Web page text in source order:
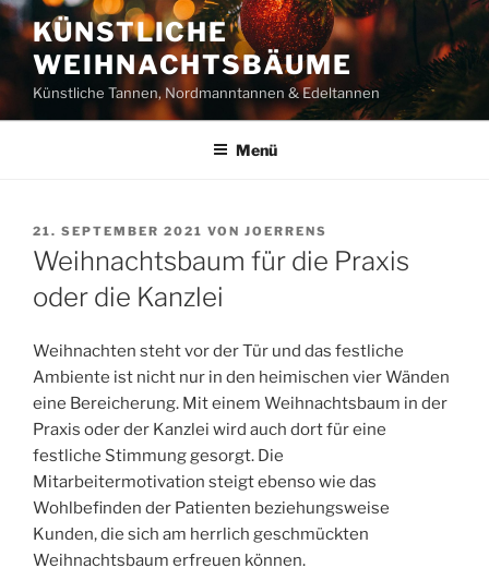
Zum
Inhalt
springen
KÜNSTLICHE
WEIHNACHTSBÄUME
Künstliche Tannen, Nordmanntannen & Edeltannen
Menü
VERÖFFENTLICHT
AM
21. SEPTEMBER 2021 VON JOERRENS
Weihnachtsbaum für die Praxis
oder die Kanzlei
Weihnachten steht vor der Tür und das festliche
Ambiente ist nicht nur in den heimischen vier Wänden
eine Bereicherung. Mit einem Weihnachtsbaum in der
Praxis oder der Kanzlei wird auch dort für eine
festliche Stimmung gesorgt. Die
Mitarbeitermotivation steigt ebenso wie das
Wohlbefinden der Patienten beziehungsweise
Kunden, die sich am herrlich geschmückten
Weihnachtsbaum erfreuen können.